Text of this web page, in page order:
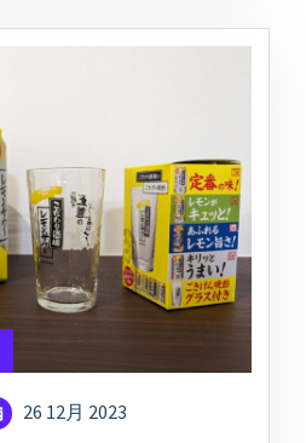
26 12月 2023